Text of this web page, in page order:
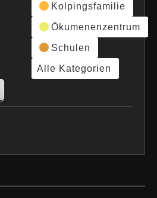
Kolpingsfamilie
Ökumenenzentrum
Schulen
Alle Kategorien